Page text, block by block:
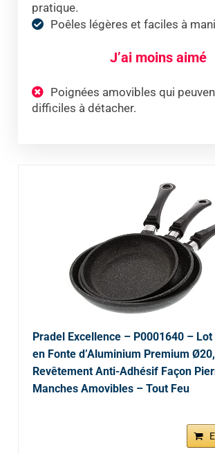
pratique.
Poêles légères et faciles à
J’ai moins aimé
Poignées amovibles qui
difficiles à détacher.
Pradel Excellence – P0001640 –
en Fonte d’Aluminium Premium
Revêtement Anti-Adhésif Façon
Manches Amovibles – Tout Feu